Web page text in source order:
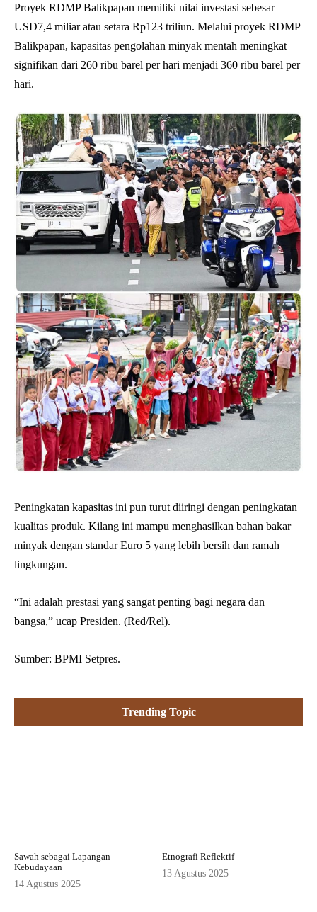
Proyek RDMP Balikpapan memiliki nilai investasi sebesar
USD7,4 miliar atau setara Rp123 triliun. Melalui proyek RDMP
Balikpapan, kapasitas pengolahan minyak mentah meningkat
signifikan dari 260 ribu barel per hari menjadi 360 ribu barel per
hari.
Peningkatan kapasitas ini pun turut diiringi dengan peningkatan
kualitas produk. Kilang ini mampu menghasilkan bahan bakar
minyak dengan standar Euro 5 yang lebih bersih dan ramah
lingkungan.
“Ini adalah prestasi yang sangat penting bagi negara dan
bangsa,” ucap Presiden. (Red/Rel).
Sumber: BPMI Setpres.
Trending Topic
Sawah sebagai Lapangan
Kebudayaan
14 Agustus 2025
Etnografi Reflektif
13 Agustus 2025